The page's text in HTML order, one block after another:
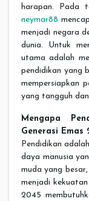
harapan. Pada
neymar88
menjadi negara
dunia. Untuk
utama adalah
pendidikan yang
mempersiapkan
yang tangguh
Mengapa
Generasi Emas
Pendidikan
daya manusia
muda yang
menjadi
2045